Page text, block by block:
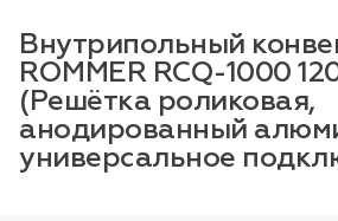
Внутрипольный
ROMMER RCQ-1000
(Решётка роликовая,
анодированный
универсальное